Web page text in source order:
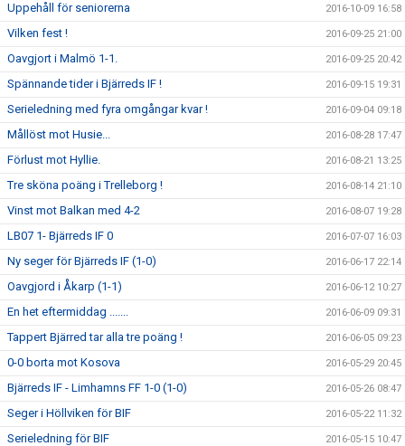
Uppehåll för seniorerna 2016-10-09 16:58
Vilken fest ! 2016-09-25 21:00
Oavgjort i Malmö 1-1. 2016-09-25 20:42
Spännande tider i Bjärreds IF ! 2016-09-15 19:31
Serieledning med fyra omgångar kvar ! 2016-09-04 09:18
Mållöst mot Husie... 2016-08-28 17:47
Förlust mot Hyllie. 2016-08-21 13:25
Tre sköna poäng i Trelleborg ! 2016-08-14 21:10
Vinst mot Balkan med 4-2 2016-08-07 19:28
LB07 1- Bjärreds IF 0 2016-07-07 16:03
Ny seger för Bjärreds IF (1-0) 2016-06-17 22:14
Oavgjord i Åkarp (1-1) 2016-06-12 10:27
En het eftermiddag ....... 2016-06-09 09:31
Tappert Bjärred tar alla tre poäng ! 2016-06-05 09:23
0-0 borta mot Kosova 2016-05-29 20:45
Bjärreds IF - Limhamns FF 1-0 (1-0) 2016-05-26 08:47
Seger i Höllviken för BIF 2016-05-22 11:32
Serieledning för BIF 2016-05-15 10:47